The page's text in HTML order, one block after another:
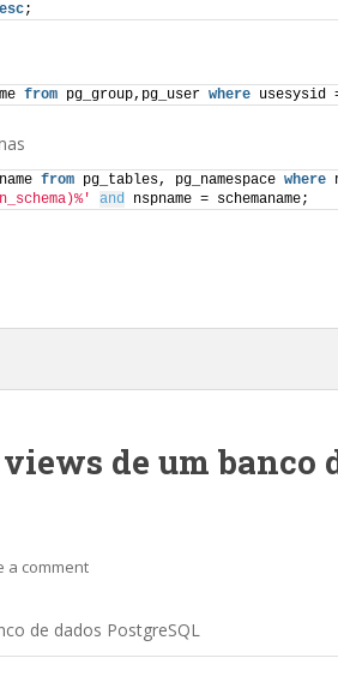
;
from pg_group,pg_user where usesysid
from pg_tables, pg_namespace where
and nspname = schemaname;
de um banco
a comment
de dados PostgreSQL